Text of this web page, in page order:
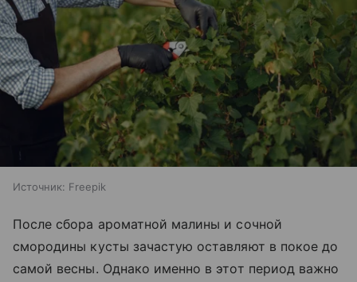
Источник: Freepik
После сбора ароматной малины и сочной
смородины кусты зачастую оставляют в покое до
самой весны. Однако именно в этот период важно